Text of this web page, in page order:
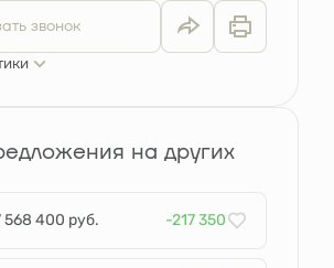
звонок
на других
568 400 руб. -217 350